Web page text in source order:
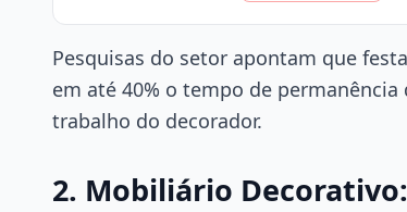
Pesquisas do setor apontam que
em até 40% o tempo de
trabalho do decorador.
2. Mobiliário